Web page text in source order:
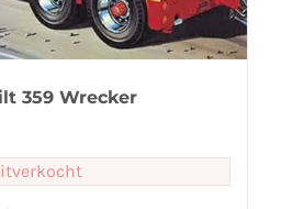
359 Wrecker